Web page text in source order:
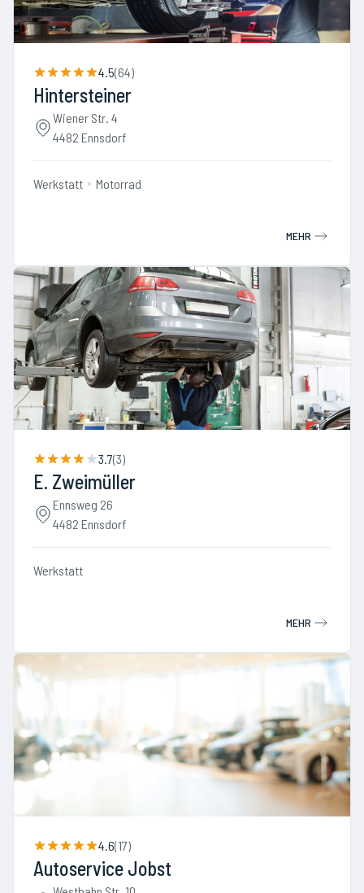
4.5(64)
Hintersteiner
Wiener Str. 4
4482 Ennsdorf
Werkstatt Motorrad
MEHR
3.7(3)
E. Zweimüller
Ennsweg 26
4482 Ennsdorf
Werkstatt
MEHR
4.6(17)
Autoservice Jobst